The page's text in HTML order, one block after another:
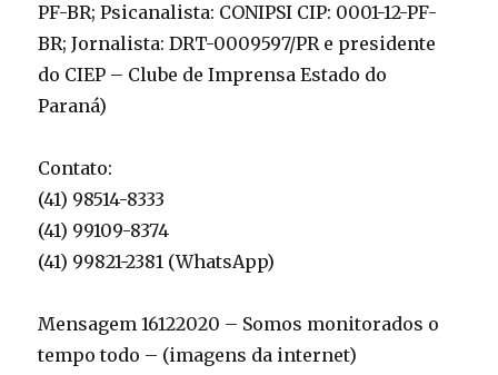
PF-BR; Psicanalista: CONIPSI CIP: 0001-12-PF-
BR; Jornalista: DRT-0009597/PR e presidente
do CIEP – Clube de Imprensa Estado do
Paraná)
Contato:
(41) 98514-8333
(41) 99109-8374
(41) 99821-2381 (WhatsApp)
Mensagem 16122020 – Somos monitorados o
tempo todo – (imagens da internet)